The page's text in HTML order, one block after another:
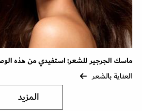
ماسك الجرجير للشعر: استفيدي من هذه
العناية بالشعر
المزيد